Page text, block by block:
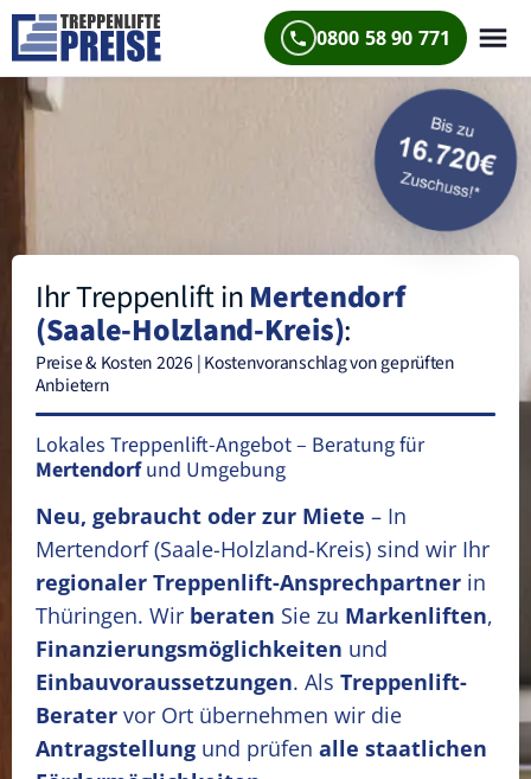
0800 58 90 771
Ihr Treppenlift inMertendorf
(Saale-Holzland-Kreis):
Preise & Kosten 2026 | Kostenvoranschlag von geprüften
Anbietern
Lokales Treppenlift-Angebot – Beratung für
Mertendorfund Umgebung
Neu, gebraucht oder zur Miete – In
Mertendorf(Saale-Holzland-Kreis) sind wir Ihr
regionaler Treppenlift-Ansprechpartner in
Thüringen. Wir beraten Sie zu Markenliften,
Finanzierungsmöglichkeiten und
Einbauvoraussetzungen. Als Treppenlift-
Berater vor Ort übernehmen wir die
Antragstellung und prüfen alle staatlichen